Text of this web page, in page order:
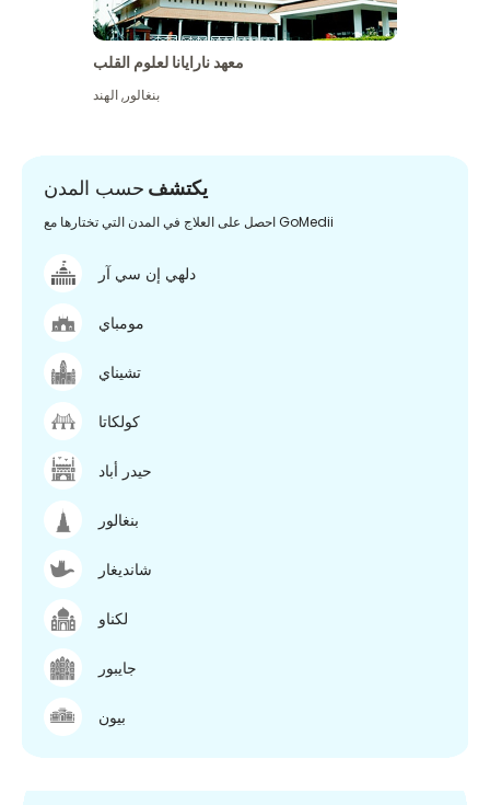
معهد نارايانا لعلوم القلب
بنغالور,الهند
يكتشف حسب المدن
احصل على العلاج في المدن التي تختارها مع GoMedii
دلهي إن سي آر
مومباي
تشيناي
كولكاتا
حيدر أباد
بنغالور
شانديغار
لكناو
جايبور
بيون